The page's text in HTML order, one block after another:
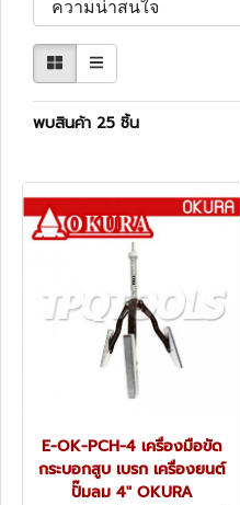
พบสินค้า 25 ชิ้น
E-OK-PCH-4 เครื่องมือขัด
กระบอกสูบ เบรก เครื่องยนต์
ปั๊มลม 4" OKURA